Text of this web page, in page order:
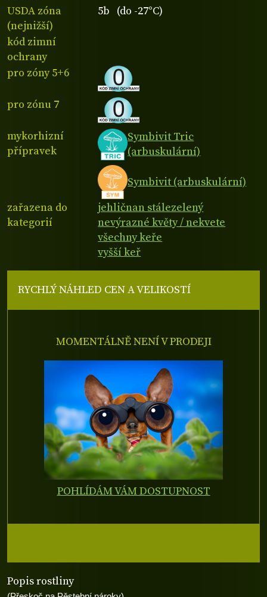
USDA zóna
(nejnižší)
5b (do -27°C)
kód zimní
ochrany
pro zóny 5+6
pro zónu 7
mykorhizní
přípravek
Symbivit Tric
(arbuskulární)
Symbivit (arbuskulární)
zařazena do
kategorií
jehličnan stálezelený
nevýrazné květy / nekvete
všechny keře
vyšší keř
Popis rostliny
RYCHLÝ NÁHLED CEN A VELIKOSTÍ
MOMENTÁLNĚ NENÍ V PRODEJI
POHLÍDÁM VÁM DOSTUPNOST